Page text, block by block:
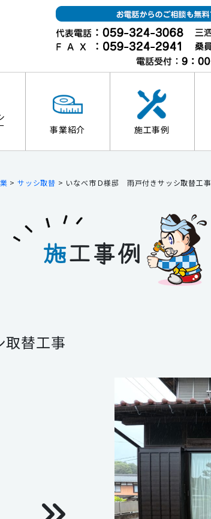
事業紹介 施工事例
> サッシ取替 > いなべ市Ｄ様邸 雨戸付きサッシ取替工事
施工事例
替工事